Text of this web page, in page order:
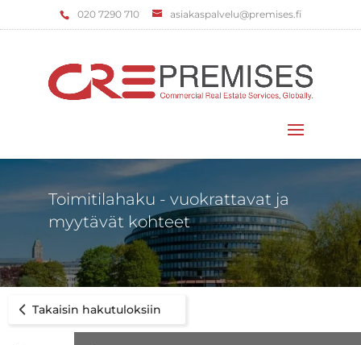
‌020 7290 710 asiakaspalvelu@premises.fi
Toimitilahaku - vuokrattavat ja
myytävät kohteet
Takaisin hakutuloksiin